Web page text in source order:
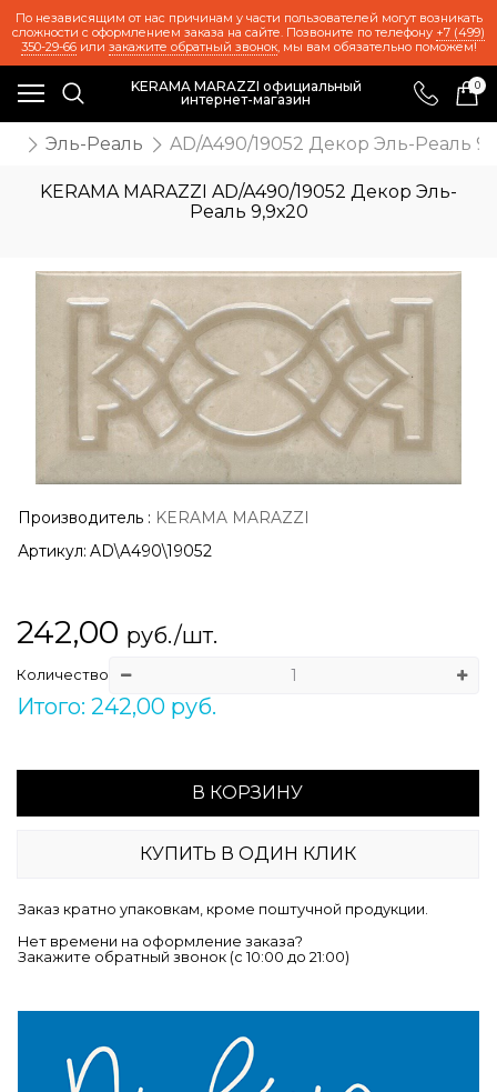
По независящим от нас причинам у части пользователей могут возникать
сложности с оформлением заказа на сайте. Позвоните по телефону +7 (499)
350-29-66или закажите обратный звонок, мы вам обязательно поможем!
KERAMA MARAZZI официальный
интернет-магазин
0
Эль-Реаль AD/A490/19052 Декор Эль-Реаль
KERAMA MARAZZI AD/A490/19052 Декор Эль-
Реаль 9,9х20
Производитель : KERAMA MARAZZI
Артикул: AD\A490\19052
242,00 руб./шт.
Количество
Итого: 242,00 руб.
В КОРЗИНУ
КУПИТЬ В ОДИН КЛИК
Заказ кратно упаковкам, кроме поштучной продукции.
Нет времени на оформление заказа?
Закажите обратный звонок (c 10:00 до 21:00)